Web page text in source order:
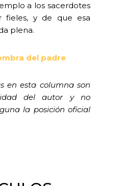
a los sacerdotes
fieles, y de que esa
plena.
del padre
en esta columna son
del autor y no
la posición oficial